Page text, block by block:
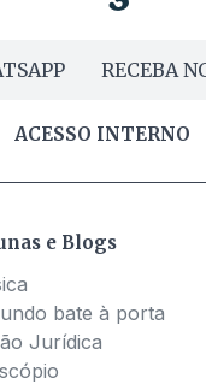
RECEBA
ACESSO INTERNO
e Blogs
bate à porta
Jurídica